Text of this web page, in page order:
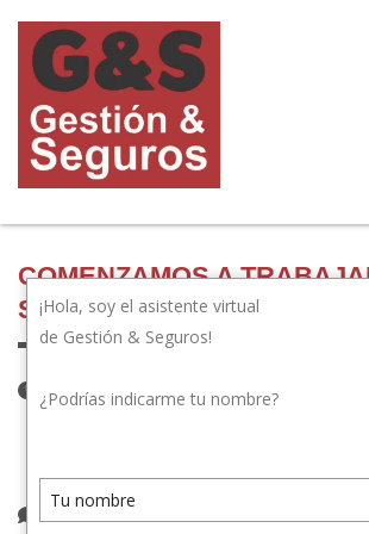
COMENZAMOS A
SEGUROS RIVADAVIA
2 de junio de 2023
Categoría:Novedades
1 comentario
¡Hola, soy el asistente virtual
de Gestión & Seguros!
¿Podrías indicarme tu nombre?